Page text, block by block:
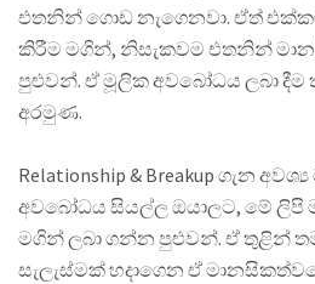
එතනින් ගොඩ නැගෙනවා. ඒත් එක්කම
කිරීම මගින්, නිසැකවම එතනින්
පුළුවන්. ඒ මූලික අවබෝධය ලබා දීම
අරමුණ.
Relationship & Breakup ගැන
අවබෝධය සියල්ල ඔයාලට, මේ ලිපි
මගින් ලබා ගන්න පුළුවන්. ඒ තුළින්
සැලැස්මක් හදාගෙන ඒ